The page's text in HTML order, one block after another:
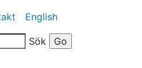
English
Sök